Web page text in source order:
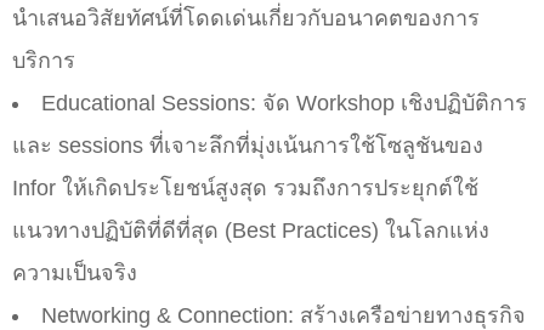
นำเสนอวิสัยทัศน์ที่โดดเด่นเกี่ยวกับอนาคตของการ
บริการ
Educational Sessions: จัด Workshop เชิงปฏิบัติการ
และ sessions ที่เจาะลึกที่มุ่งเน้นการใช้โซลูชันของ
Infor ให้เกิดประโยชน์สูงสุด รวมถึงการประยุกต์ใช้
แนวทางปฏิบัติที่ดีที่สุด (Best Practices) ในโลกแห่ง
ความเป็นจริง
Networking & Connection: สร้างเครือข่ายทางธุรกิจ